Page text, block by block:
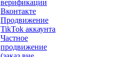
верификации
Вконтакте
Продвижение
TikTok аккаунта
Частное
продвижение